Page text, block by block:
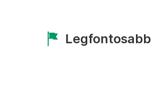
Legfontosabb